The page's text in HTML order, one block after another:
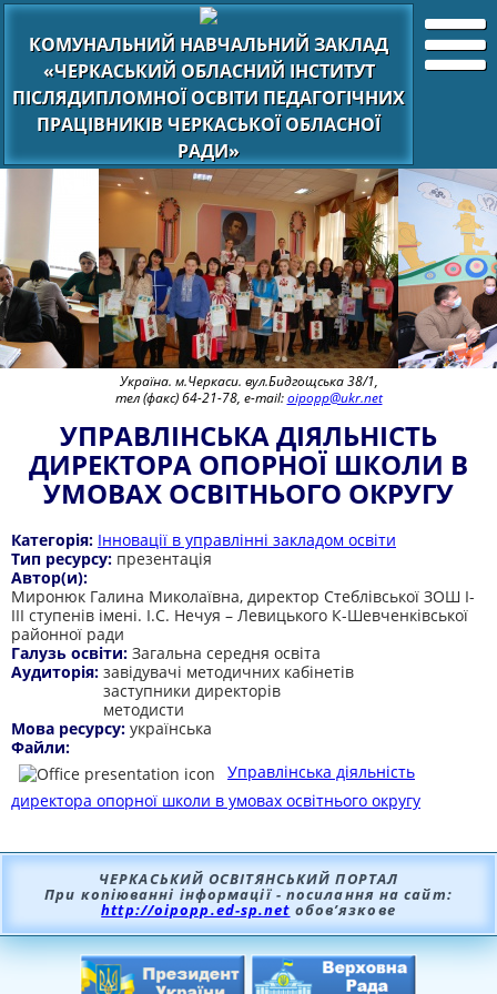
КОМУНАЛЬНИЙ НАВЧАЛЬНИЙ ЗАКЛАД
«ЧЕРКАСЬКИЙ ОБЛАСНИЙ ІНСТИТУТ
ПІСЛЯДИПЛОМНОЇ ОСВІТИ ПЕДАГОГІЧНИХ
ПРАЦІВНИКІВ ЧЕРКАСЬКОЇ ОБЛАСНОЇ
РАДИ»
Україна. м.Черкаси. вул.Бидгощська 38/1,
тел (факс) 64-21-78, e-mail:oipopp@ukr.net
УПРАВЛІНСЬКА ДІЯЛЬНІСТЬ
ДИРЕКТОРА ОПОРНОЇ ШКОЛИ В
УМОВАХ ОСВІТНЬОГО ОКРУГУ
Категорія: Інновації в управлінні закладом освіти
Тип ресурсу: презентація
Автор(и):
Миронюк Галина Миколаївна, директор Стеблівської ЗОШ І-
ІІІ ступенів імені. І.С. Нечуя – Левицького К-Шевченківської
районної ради
Галузь освіти: Загальна середня освіта
Аудиторія: завідувачі методичних кабінетів
заступники директорів
методисти
Мова ресурсу: українська
Файли:
Управлінська діяльність
директора опорної школи в умовах освітнього округу
ЧЕРКАСЬКИЙ ОСВІТЯНСЬКИЙ ПОРТАЛ
При копіюванні інформації - посилання на сайт:
http://oipopp.ed-sp.net обов’язкове